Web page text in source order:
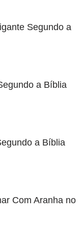
Segundo a
a Bíblia
a Bíblia
Com Aranha no